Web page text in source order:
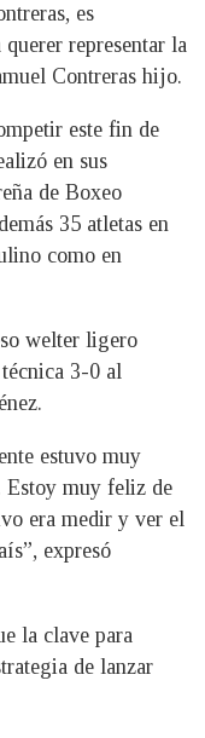
es
representar la
Contreras hijo.
este fin de
en sus
de Boxeo
35 atletas en
como en
welter ligero
3-0 al
estuvo muy
Estoy muy feliz de
era medir y ver el
expresó
la clave para
de lanzar